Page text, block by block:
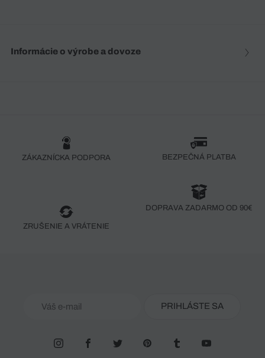
Informácie o výrobe a dovoze
ZÁKAZNÍCKA PODPORA BEZPEČNÁ PLATBA
ZRUŠENIE A VRÁTENIE
DOPRAVA ZADARMO OD 90€
PRIHLÁSTE SA